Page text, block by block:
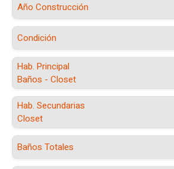
Año Construcción
Condición
Hab. Principal
Baños - Closet
Hab. Secundarias
Closet
Baños Totales